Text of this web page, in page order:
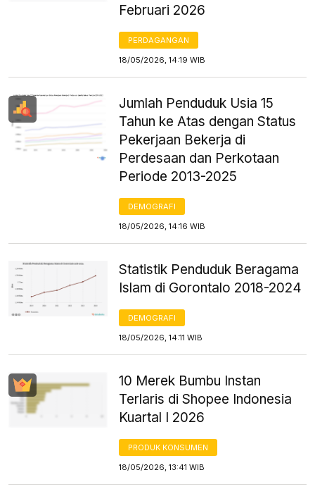
Februari 2026
PERDAGANGAN
18/05/2026, 14:19 WIB
Jumlah Penduduk Usia 15
Tahun ke Atas dengan Status
Pekerjaan Bekerja di
Perdesaan dan Perkotaan
Periode 2013-2025
DEMOGRAFI
18/05/2026, 14:16 WIB
Statistik Penduduk Beragama
Islam di Gorontalo 2018-2024
DEMOGRAFI
18/05/2026, 14:11 WIB
10 Merek Bumbu Instan
Terlaris di Shopee Indonesia
Kuartal I 2026
PRODUK KONSUMEN
18/05/2026, 13:41 WIB